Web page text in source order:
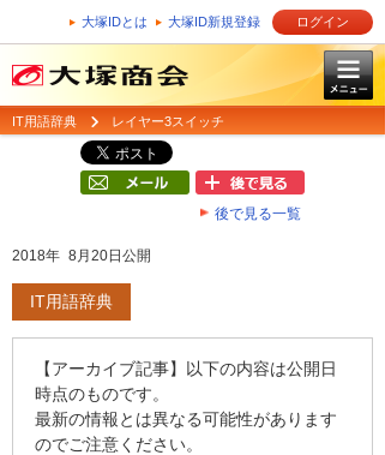
大塚IDとは 大塚ID新規登録 ログイン
IT用語辞典 レイヤー3スイッチ
後で見る一覧
2018年 8月20日公開
IT用語辞典
【アーカイブ記事】以下の内容は公開日
時点のものです。
最新の情報とは異なる可能性があります
のでご注意ください。